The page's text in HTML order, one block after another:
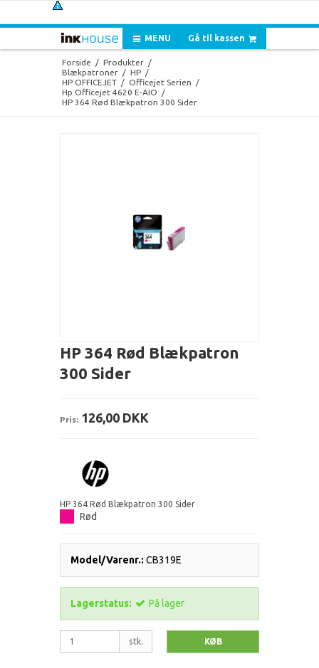
Gå til kassen
MENU
Forside / Produkter /
Blækpatroner / HP /
HP OFFICEJET / Officejet Serien
/
Hp Officejet 4620 E-AIO
/
HP 364 Rød Blækpatron 300 Sider
HP 364 Rød Blækpatron
300 Sider
Pris: 126,00 DKK
HP 364 Rød Blækpatron 300 Sider
Rød
Model/Varenr.: CB319E
Lagerstatus: På lager
stk. KØB